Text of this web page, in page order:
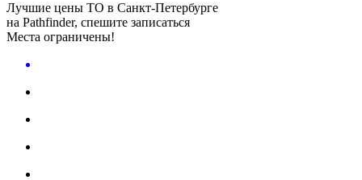
Лучшие цены ТО в Санкт-Петербурге
на Pathfinder, спешите записаться
Места ограничены!